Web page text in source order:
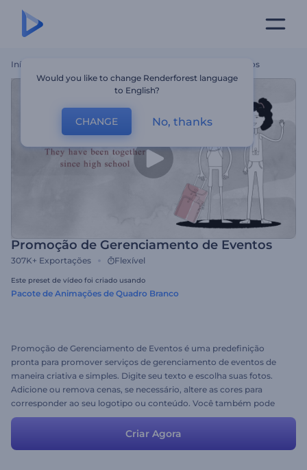
Início Promoção De Gerenciamento De Eventos
Promoção de Gerenciamento de Eventos
307K+ Exportações Flexível
Este preset de vídeo foi criado usando
Pacote de Animações de Quadro Branco
Promoção de Gerenciamento de Eventos é uma predefinição
pronta para promover serviços de gerenciamento de eventos de
maneira criativa e simples. Digite seu texto e escolha suas fotos.
Adicione ou remova cenas, se necessário, altere as cores para
corresponder ao seu logotipo ou conteúdo. Você também pode
fazer o upload de qualquer música ou voz desejada. Divirta-se!
Criar Agora
Would you like to change Renderforest language
to English?
CHANGE No, thanks